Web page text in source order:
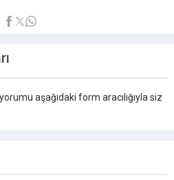
aşağıdaki form aracılığıyla siz